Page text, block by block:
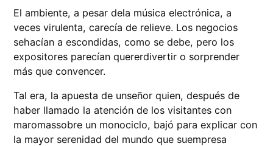
El ambiente, a pesar dela música electrónica, a
veces virulenta, carecía de relieve. Los negocios
sehacían a escondidas, como se debe, pero los
expositores parecían quererdivertir o sorprender
más que convencer.
Tal era, la apuesta de unseñor quien, después de
haber llamado la atención de los visitantes con
maromassobre un monociclo, bajó para explicar con
la mayor serenidad del mundo que suempresa